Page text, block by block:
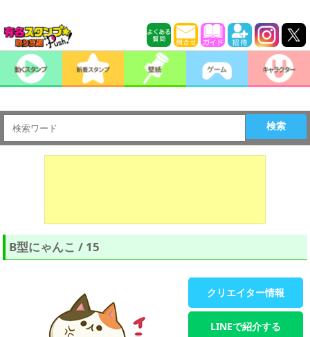
検索
B型にゃんこ / 15
クリエイター情報
LINEで紹介する